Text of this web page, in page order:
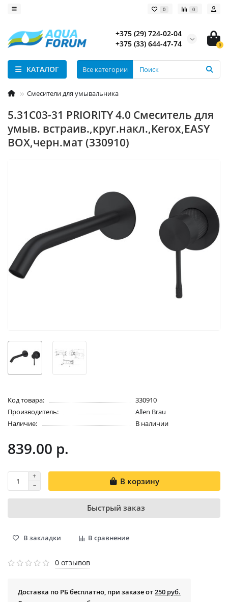
0 0
+375 (29) 724-02-04
+375 (33) 644-47-74
0
КАТАЛОГ Все категории
Смесители для умывальника
5.31C03-31 PRIORITY 4.0 Cмеситель для
умыв. встраив.,круг.накл.,Kerox,EASY
BOX,черн.мат (330910)
Код товара:
330910
Производитель:
Allen Brau
Наличие:
В наличии
839.00 р.
В корзину
Быстрый заказ
В закладки В сравнение
0 отзывов
Доставка по РБ бесплатно, при заказе от250 руб.